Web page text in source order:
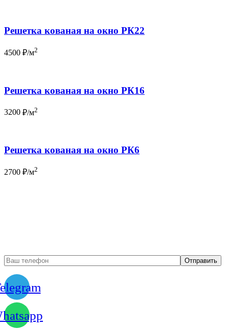
Решетка кованая на окно РК22
4500 ₽/м2
Решетка кованая на окно РК16
3200 ₽/м2
Решетка кованая на окно РК6
2700 ₽/м2